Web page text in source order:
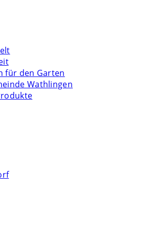
für den Garten
Wathlingen